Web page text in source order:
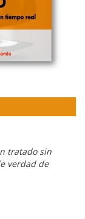
tratado sin
verdad de